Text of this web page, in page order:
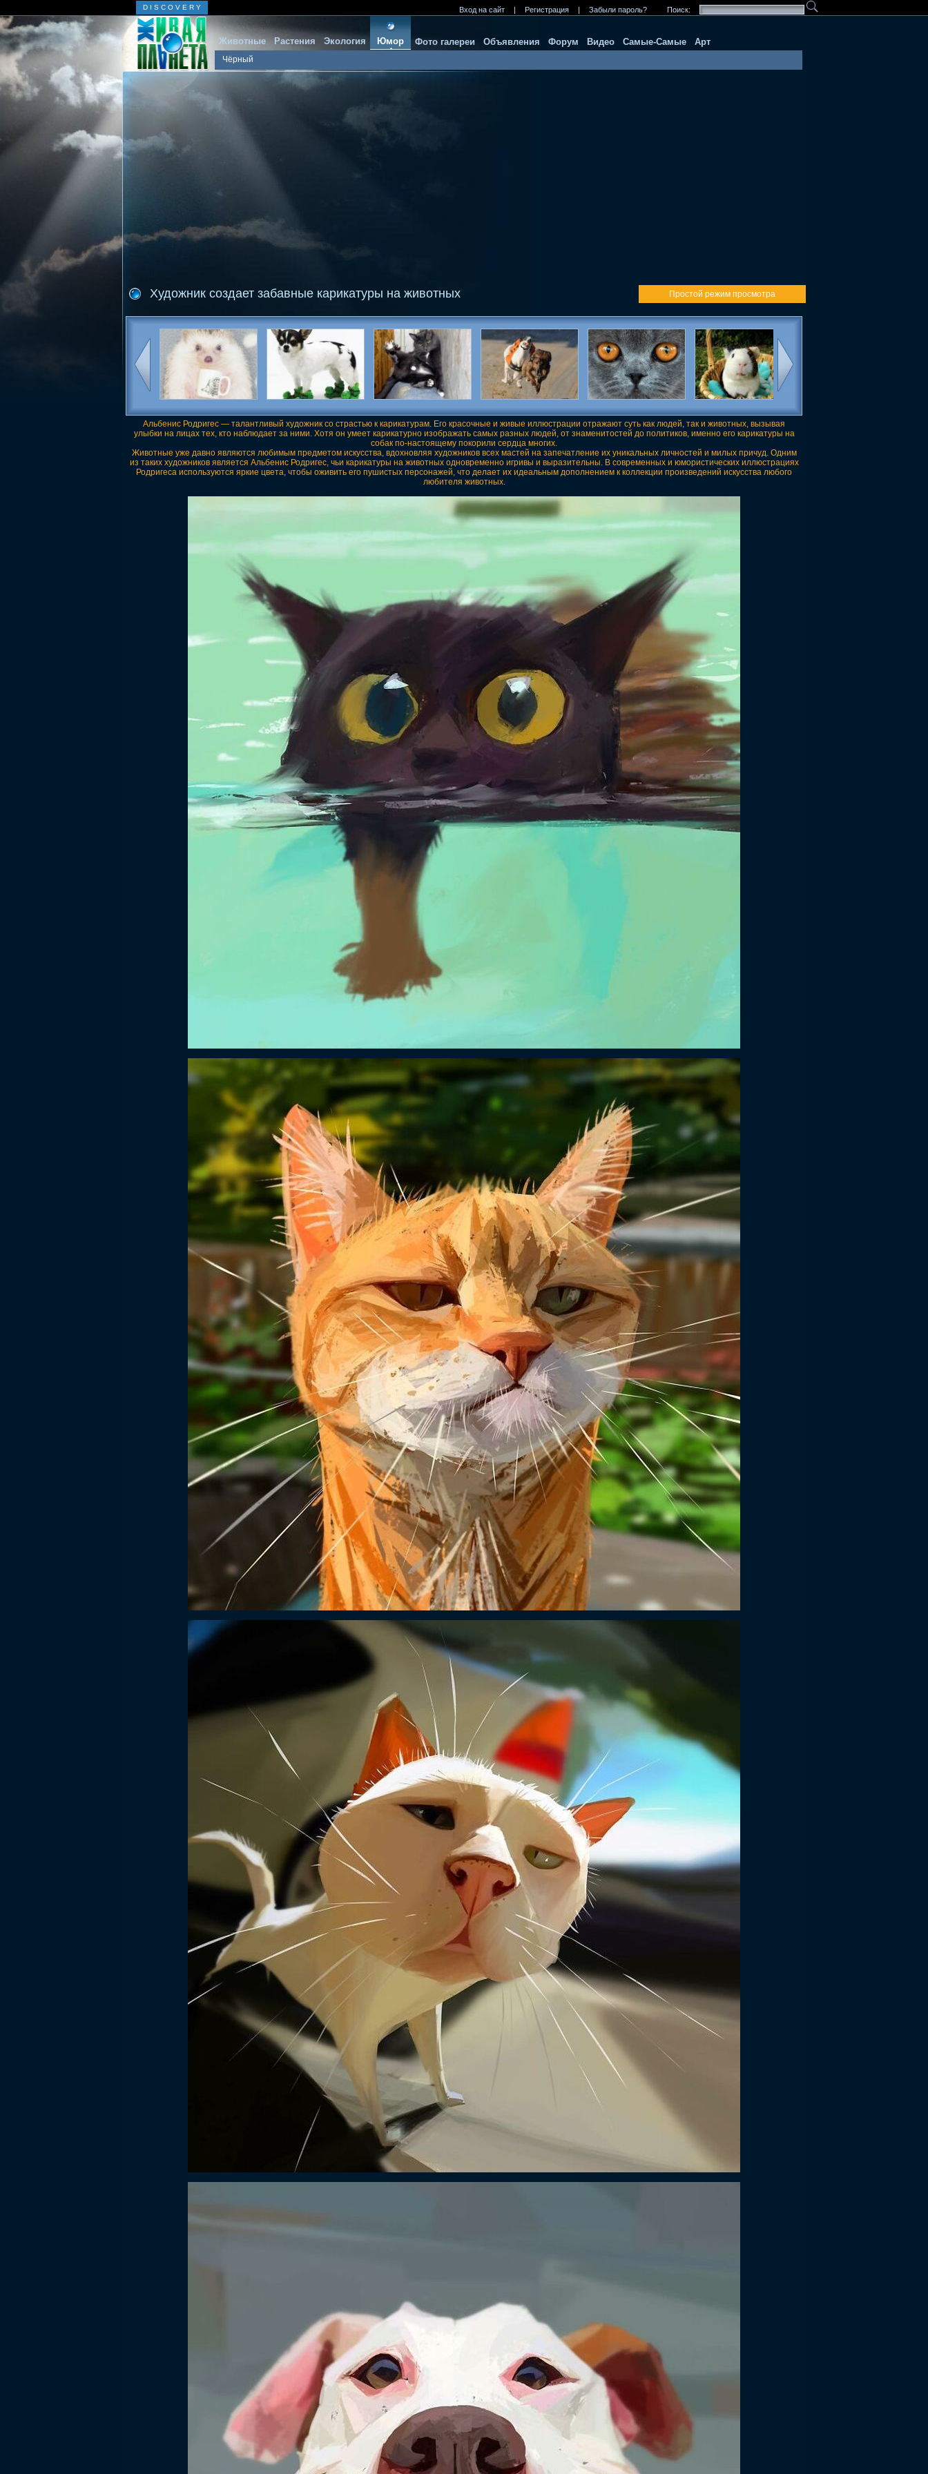
D I S C O V E R Y Вход на сайт | Регистрация | Забыли пароль? Поиск:
Животные Растения Экология Юмор
Чёрный
Фото галереи Объявления Форум Видео Самые-Самые Арт
Художник создает забавные карикатуры на животных Простой режим просмотра
Альбенис Родригес — талантливый художник со страстью к карикатурам. Его красочные и живые иллюстрации отражают суть как людей, так и животных, вызывая
улыбки на лицах тех, кто наблюдает за ними. Хотя он умеет карикатурно изображать самых разных людей, от знаменитостей до политиков, именно его карикатуры на
собак по-настоящему покорили сердца многих.
Животные уже давно являются любимым предметом искусства, вдохновляя художников всех мастей на запечатление их уникальных личностей и милых причуд. Одним
из таких художников является Альбенис Родригес, чьи карикатуры на животных одновременно игривы и выразительны. В современных и юмористических иллюстрациях
Родригеса используются яркие цвета, чтобы оживить его пушистых персонажей, что делает их идеальным дополнением к коллекции произведений искусства любого
любителя животных.